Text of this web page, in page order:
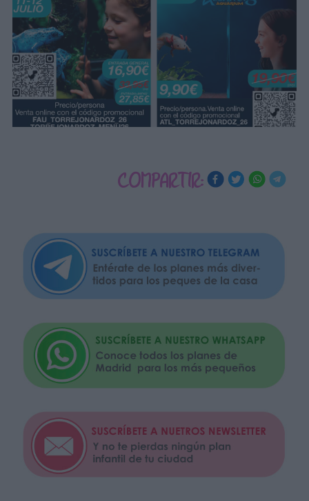
COMPARTIR: